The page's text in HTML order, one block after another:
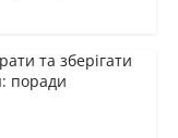
та зберігати
поради